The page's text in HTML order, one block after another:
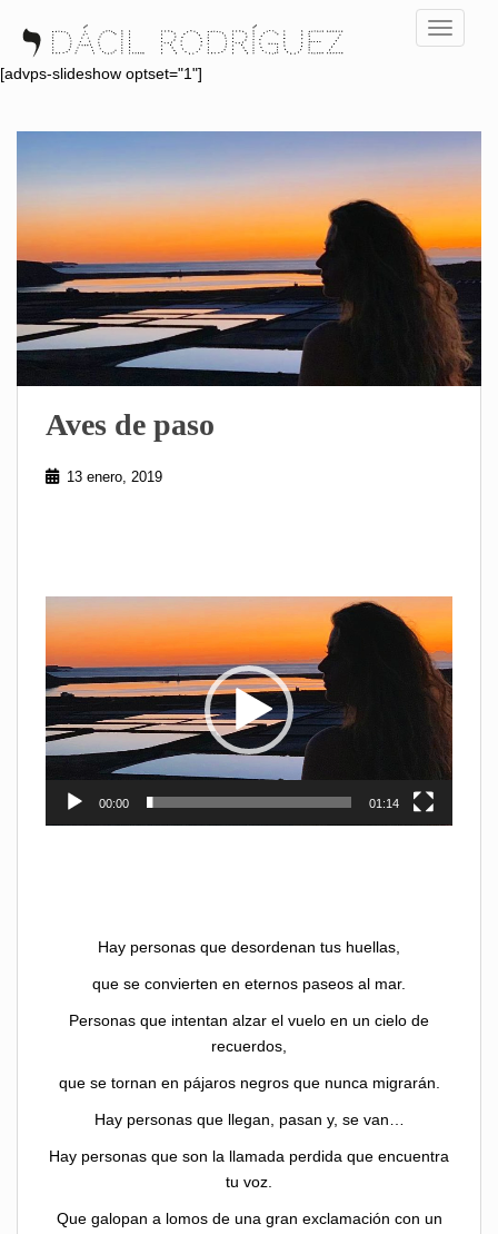
p
[advps-slideshow optset="1"]
Aves de paso
13 enero, 2019
Reproductor
de
vídeo
00:00 01:14
Hay personas que desordenan tus huellas,
que se convierten en eternos paseos al mar.
Personas que intentan alzar el vuelo en un cielo de
recuerdos,
que se tornan en pájaros negros que nunca migrarán.
Hay personas que llegan, pasan y, se van…
Hay personas que son la llamada perdida que encuentra
tu voz.
Que galopan a lomos de una gran exclamación con un